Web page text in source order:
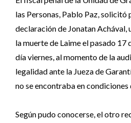
las Personas, Pablo Paz, solicitó
declaración de Jonatan Achával,
la muerte de Laime el pasado 17
día viernes, al momento de la
legalidad ante la Jueza de
no se encontraba en condiciones
Según pudo conocerse, el otro